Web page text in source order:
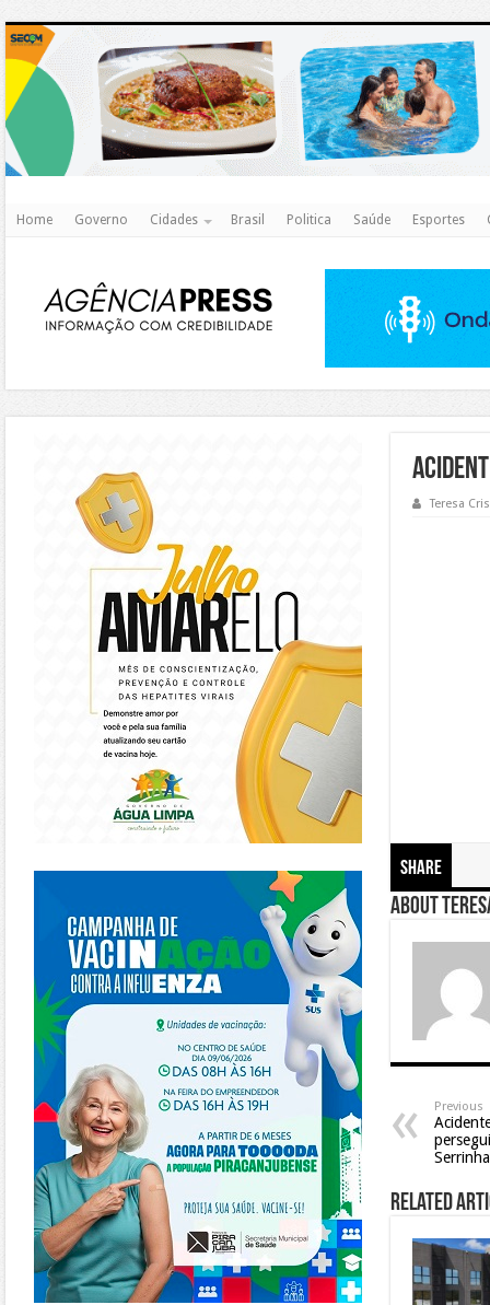
Home Governo Cidades Brasil Politica Saúde Esportes
Teresa
Share
About
Previous
Serrinha
Related
https://piracanjuba.go.gov.br/